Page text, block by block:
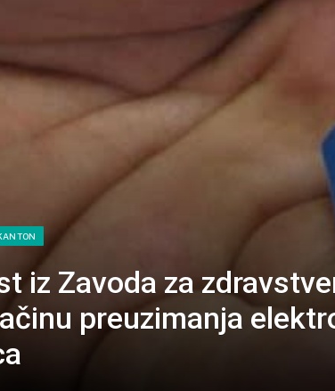
iz Zavoda za
preuzimanja